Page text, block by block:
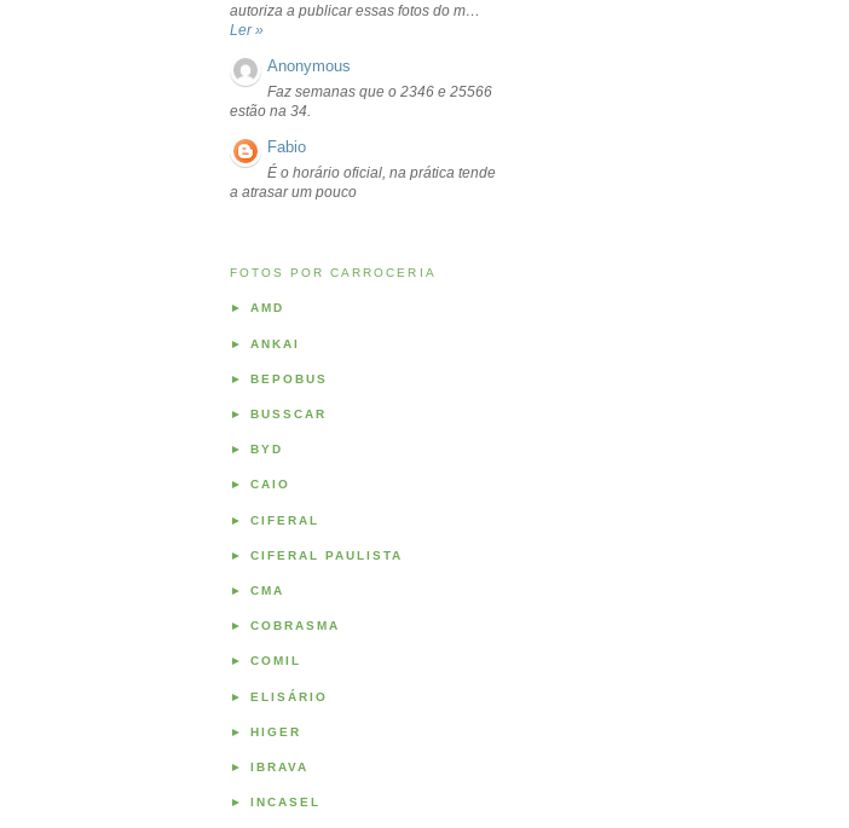
autoriza a publicar essas fotos do m…
Ler »
Anonymous
Faz semanas que o 2346 e 25566
estão na 34.
Fabio
É o horário oficial, na prática tende
a atrasar um pouco
FOTOS POR CARROCERIA
► AMD
► ANKAI
► BEPOBUS
► BUSSCAR
► BYD
► CAIO
► CIFERAL
► CIFERAL PAULISTA
► CMA
► COBRASMA
► COMIL
► ELISÁRIO
► HIGER
► IBRAVA
► INCASEL